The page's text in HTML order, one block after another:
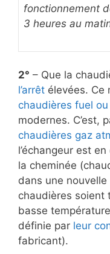
fonctionnement
3 heures au
2° – Que la
l’arrêt élevées. Ce
chaudières fuel
modernes. C’est,
chaudières gaz
l’échangeur est
la cheminée
dans une
chaudières soient
basse
définie par leur
fabricant).